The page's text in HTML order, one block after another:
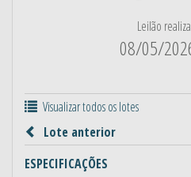
Leilão
08/05/
Visualizar todos os lotes
Lote anterior
ESPECIFICAÇÕES